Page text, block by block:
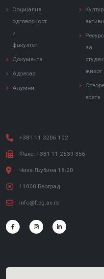
Социјална
одговорност
и
факултет
Документа
Адресар
Алумни
за
живот
врата
+381 11 3206 102
Факс: +381 11 2639 356
Чика Љубина 18-20
11000 Београд
info@f.bg.ac.rs